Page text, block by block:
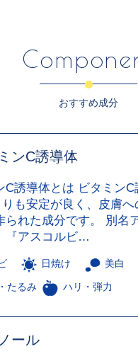
おすすめ成分
ンC誘導体
C誘導体とは ビタミンC
りも安定が良く、皮膚
られた成分です。 別名
『アスコルビ…
日焼け 美白
たるみ ハリ・弾力
ール